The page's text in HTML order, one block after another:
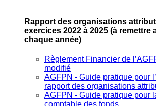
Rapport des organisations
exercices 2022 à 2025 (à remettre
chaque année)
Règlement Financier de
modifié
AGFPN ‐ Guide pratique pour
rapport des organisations
AGFPN ‐ Guide pratique pour
comptable des fonds